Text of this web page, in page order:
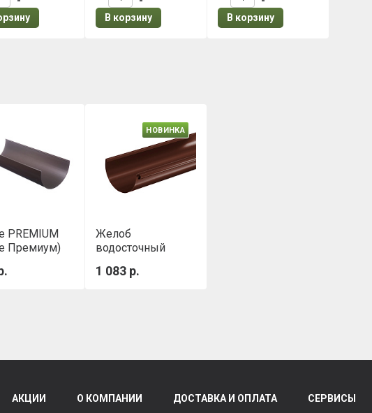
В корзину В корзину
PREMIUM
Премиум)
НОВИНКА
Желоб
водосточный
Комфорт 3000 мм
1 083 р.
АКЦИИ О КОМПАНИИ ДОСТАВКА И ОПЛАТА СЕРВИСЫ